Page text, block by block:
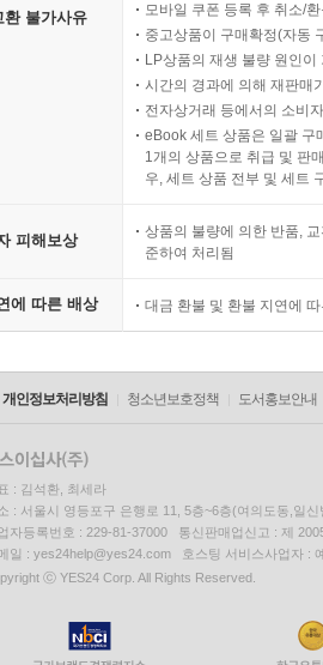
환 불가사유
모바일 쿠폰 등록 후 취소/
중고상품이 구매확정(자동
LP상품의 재생 불량 원인
시간의 경과에 의해 재판매
전자상거래 등에서의 소비
eBook 세트 상품은 일괄 구
1개의 상품으로 취급 및 판
우, 세트 상품 전부 및 세트
피해보상
상품의 불량에 의한 반품,
준하여 처리됨
에 따른 배상 대금 환불 및 환불 지연에
개인정보처리방침 청소년보호정책 도서홍보안내
: 김석환, 최세라
: 서울시 영등포구 은행로 11, 5층~6층(여의도동,일신
자등록번호 : 229-81-37000 통신판매업신고 : 제
일 : yes24help@yes24.com 호스팅 서비스사업자 :
ⓒ YES24 Corp. All Rights Reserved.